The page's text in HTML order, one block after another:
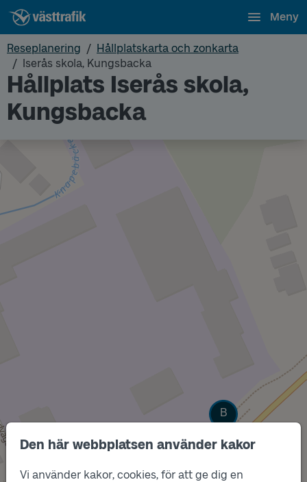
Den här webbplatsen använder kakor
Vi använder kakor, cookies, för att ge dig en
Meny
Reseplanering
Hållplatskarta och zonkarta
Iserås skola, Kungsbacka
Hållplats Iserås skola,
Kungsbacka
Läge
B